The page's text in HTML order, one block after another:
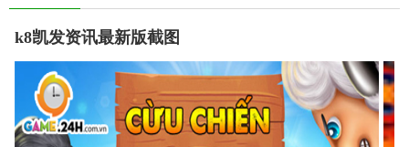
k8凯发资讯最新版截图